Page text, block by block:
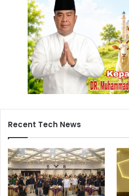
Recent Tech News